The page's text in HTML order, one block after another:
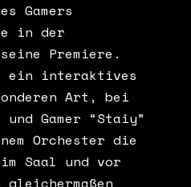
Gamers
in der
Premiere.
ein interaktives
Art, bei
Gamer “Staiy”
Orchester die
Saal und vor